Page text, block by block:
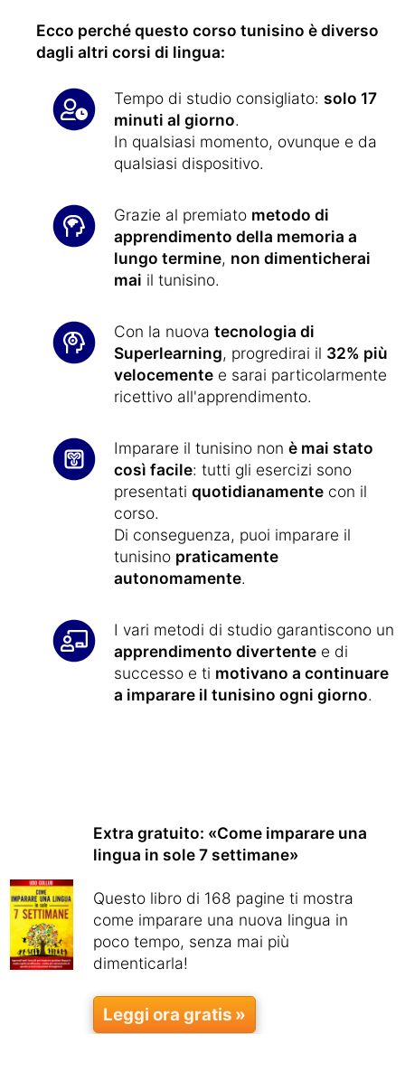
Ecco perché questo corso tunisino è diverso
dagli altri corsi di lingua:
Tempo di studio consigliato: solo 17
minuti al giorno.
In qualsiasi momento, ovunque e da
qualsiasi dispositivo.
Grazie al premiato metodo di
apprendimento della memoria a
lungo termine, non dimenticherai
mai il tunisino.
Con la nuova tecnologia di
Superlearning, progredirai il 32% più
velocemente e sarai particolarmente
ricettivo all'apprendimento.
Imparare il tunisino non è mai stato
così facile: tutti gli esercizi sono
presentati quotidianamente con il
corso.
Di conseguenza, puoi imparare il
tunisino praticamente
autonomamente.
I vari metodi di studio garantiscono un
apprendimento divertente e di
successo e ti motivano a continuare
a imparare il tunisino ogni giorno.
Extra gratuito: «Come imparare una
lingua in sole 7 settimane»
Questo libro di 168 pagine ti mostra
come imparare una nuova lingua in
poco tempo, senza mai più
dimenticarla!
Leggi ora gratis »